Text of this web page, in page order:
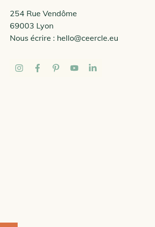
254 Rue Vendôme
69003 Lyon
Nous écrire : hello@ceercle.eu